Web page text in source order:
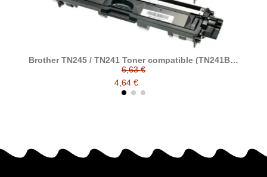
Brother TN245 / TN241 Toner compatible (TN241BK,
TN245C, TN245M, TN245Y)
6,63 €
4,64 €